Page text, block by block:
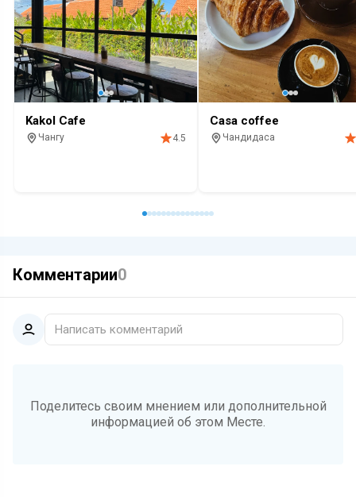
Kakol Cafe
Чангу
4.5
Casa coffee
Чандидаса
Комментарии0
Написать комментарий
Поделитесь своим мнением или дополнительной
информацией об этом Месте.